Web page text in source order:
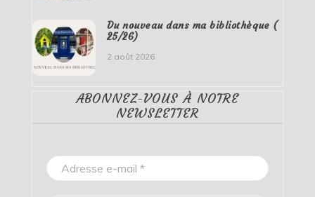
Du nouveau dans ma bibliothèque (
25/26)
2 août 2026
ABONNEZ-VOUS À NOTRE
NEWSLETTER